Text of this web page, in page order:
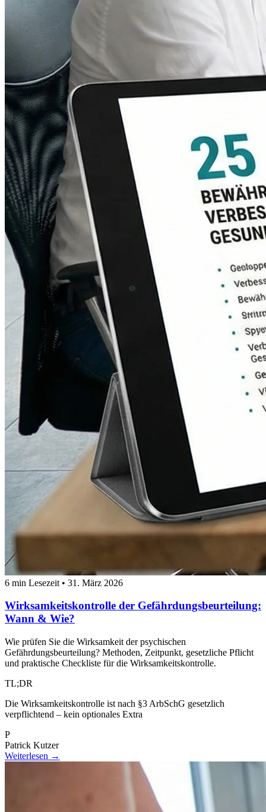
6 min Lesezeit • 31. März 2026
Wirksamkeitskontrolle der Gefährdungsbeurteilung:
Wann & Wie?
Wie prüfen Sie die Wirksamkeit der psychischen
Gefährdungsbeurteilung? Methoden, Zeitpunkt, gesetzliche Pflicht
und praktische Checkliste für die Wirksamkeitskontrolle.
TL;DR
Die Wirksamkeitskontrolle ist nach §3 ArbSchG gesetzlich
verpflichtend – kein optionales Extra
P
Patrick Kutzer
Weiterlesen →